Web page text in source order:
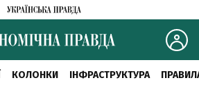
КОЛОНКИ ІНФРАСТРУКТУРА